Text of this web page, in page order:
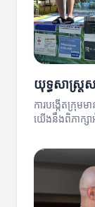
យុទ្ធសាស្ត្រ​ស
ការបង្កើតក្រុម
យើងនឹងពិភាក្សា